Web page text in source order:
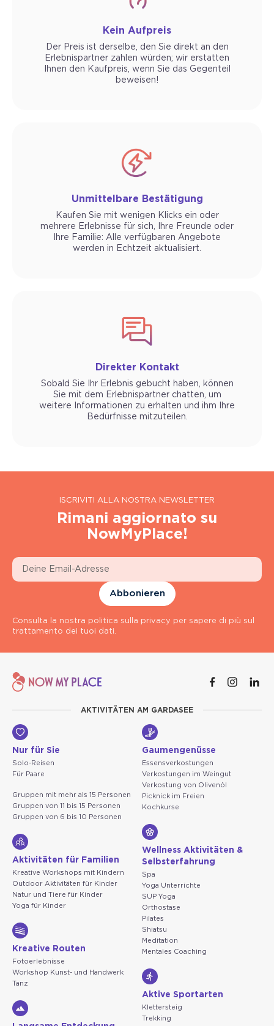
Kein Aufpreis
Der Preis ist derselbe, den Sie direkt an den
Erlebnispartner zahlen würden; wir erstatten
Ihnen den Kaufpreis, wenn Sie das Gegenteil
beweisen!
Unmittelbare Bestätigung
Kaufen Sie mit wenigen Klicks ein oder
mehrere Erlebnisse für sich, Ihre Freunde oder
Ihre Familie: Alle verfügbaren Angebote
werden in Echtzeit aktualisiert.
Direkter Kontakt
Sobald Sie Ihr Erlebnis gebucht haben, können
Sie mit dem Erlebnispartner chatten, um
weitere Informationen zu erhalten und ihm Ihre
Bedürfnisse mitzuteilen.
ISCRIVITI ALLA NOSTRA NEWSLETTER
Rimani aggiornato su
NowMyPlace!
Abbonieren
Consulta la nostra politica sulla privacy per sapere di più sul
trattamento dei tuoi dati.
AKTIVITÄTEN AM GARDASEE
Nur für Sie
Solo-Reisen
Für Paare
Gruppen mit mehr als 15 Personen
Gruppen von 11 bis 15 Personen
Gruppen von 6 bis 10 Personen
Aktivitäten für Familien
Kreative Workshops mit Kindern
Outdoor Aktivitäten für Kinder
Natur und Tiere für Kinder
Yoga für Kinder
Kreative Routen
Fotoerlebnisse
Workshop Kunst- und Handwerk
Tanz
Gaumengenüsse
Essensverkostungen
Verkostungen im Weingut
Verkostung von Olivenöl
Picknick im Freien
Kochkurse
Wellness Aktivitäten &
Selbsterfahrung
Spa
Yoga Unterrichte
SUP Yoga
Orthostase
Pilates
Shiatsu
Meditation
Mentales Coaching
Aktive Sportarten
Klettersteig
Trekking